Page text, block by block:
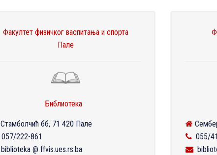
Факултет физичког васпитања и спорта
Пале
Библиотека
Стамболчић бб, 71 420 Пале
057/222-861
biblioteka @ ffvis.ues.rs.ba
055/